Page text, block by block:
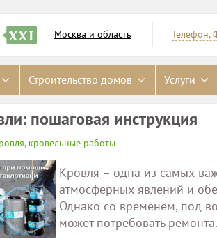
Телефон,
Москва и область
Строительство домов Услуги
пошаговая инструкция
кровельные работы
Кровля – одна из самых
атмосферных явлений и
Однако со временем, под
может потребовать ремонта.